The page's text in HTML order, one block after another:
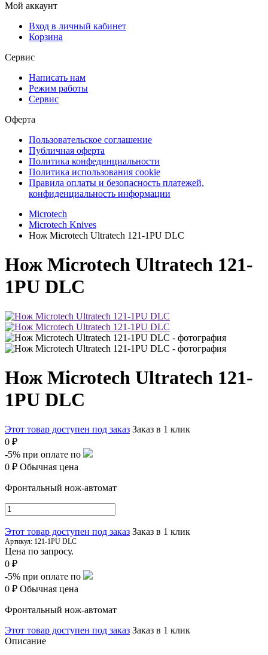
Мой аккаунт
Вход в личный кабинет
Корзина
Сервис
Написать нам
Режим работы
Сервис
Оферта
Пользовательское соглашение
Публичная оферта
Политика конфединциальности
Политика использования cookie
Правила оплаты и безопасность платежей,
конфиденциальность информации
Microtech
Microtech Knives
Нож Microtech Ultratech 121-1PU DLC
Нож Microtech Ultratech 121-
1PU DLC
Нож Microtech Ultratech 121-
1PU DLC
Этот товар доступен под заказ Заказ в 1 клик
0 ₽
-5% при оплате по
0 ₽ Обычная цена
Фронтальный нож-автомат
Этот товар доступен под заказ Заказ в 1 клик
Артикул: 121-1PU DLC
Цена по запросу.
0 ₽
-5% при оплате по
0 ₽ Обычная цена
Фронтальный нож-автомат
Этот товар доступен под заказ Заказ в 1 клик
Описание